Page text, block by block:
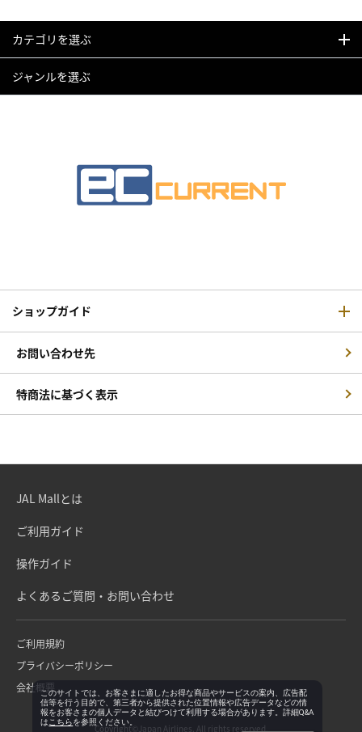
カテゴリを選ぶ
ジャンルを選ぶ
ショップガイド
お問い合わせ先
特商法に基づく表示
JAL Mallとは
ご利用ガイド
操作ガイド
よくあるご質問・お問い合わせ
ご利用規約
プライバシーポリシー
会社概要
Copyright©Japan Airlines. All rights reserved.
このサイトでは、お客さまに適したお得な商品やサービスの案内、広告配
信等を行う目的で、第三者から提供された位置情報や広告データなどの情
報をお客さまの個人データと結びつけて利用する場合があります。詳細Q&A
は こちらを参照ください。